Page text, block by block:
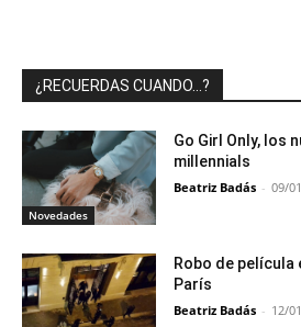
¿RECUERDAS CUANDO…?
Novedades
Go Girl Only, los
millennials
Beatriz Badás - 09/
Robo de película
París
Beatriz Badás - 12/